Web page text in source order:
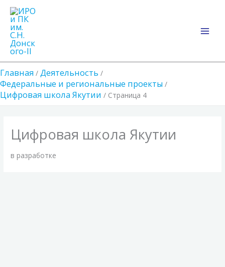
Перейти
содержимому
Главная Деятельность
Федеральные и региональные проекты
Цифровая школа Якутии
Страница 4
Цифровая школа Якутии
в разработке